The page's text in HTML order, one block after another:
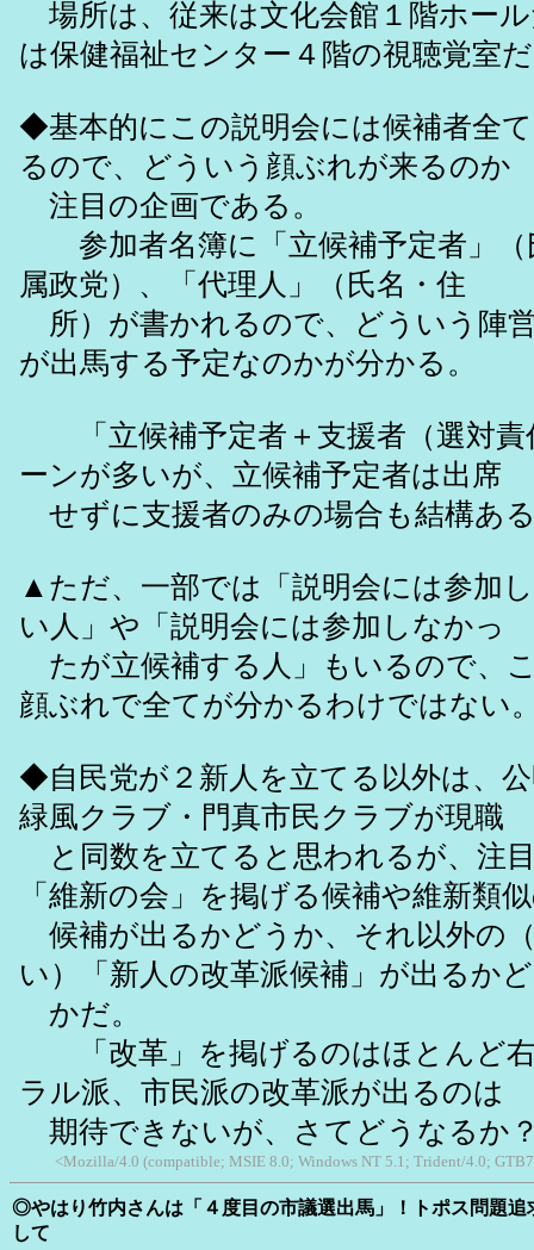
場所は、従来は文化会館１階ホー
は保健福祉センター４階の視聴覚室
◆基本的にこの説明会には候補者全
るので、どういう顔ぶれが来るのか
注目の企画である。
参加者名簿に「立候補予定者」（
属政党）、「代理人」（氏名・住
所）が書かれるので、どういう陣
が出馬する予定なのかが分かる。
「立候補予定者＋支援者（選対責
ーンが多いが、立候補予定者は出席
せずに支援者のみの場合も結構あ
▲ただ、一部では「説明会には参加
い人」や「説明会には参加しなかっ
たが立候補する人」もいるので、
顔ぶれで全てが分かるわけではない
◆自民党が２新人を立てる以外は、
緑風クラブ・門真市民クラブが現職
と同数を立てると思われるが、注
「維新の会」を掲げる候補や維新類
候補が出るかどうか、それ以外の
い）「新人の改革派候補」が出るか
かだ。
「改革」を掲げるのはほとんど右
ラル派、市民派の改革派が出るのは
期待できないが、さてどうなるか
<Mozilla/4.0 (compatible; MSIE 8.0; Windows NT 5.1; Trident/4.0;
◎やはり竹内さんは「４度目の市議選出馬」！トポス問題追
して